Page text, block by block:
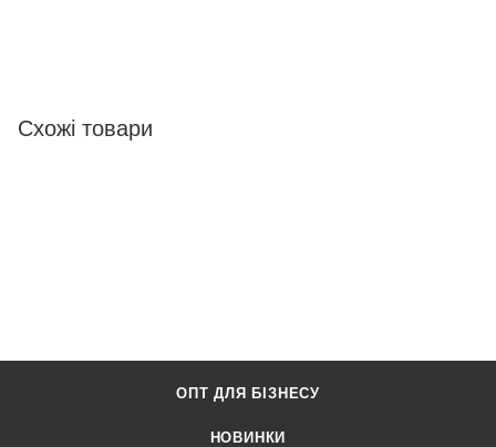
Схожі товари
ОПТ ДЛЯ БІЗНЕСУ
НОВИНКИ